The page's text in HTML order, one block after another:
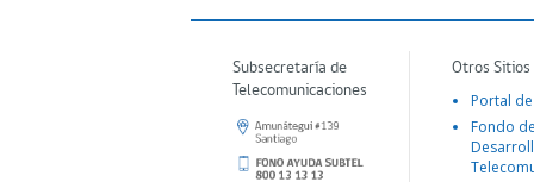
Subsecretaría de
Telecomunicaciones
Otros
Portal
Fondo